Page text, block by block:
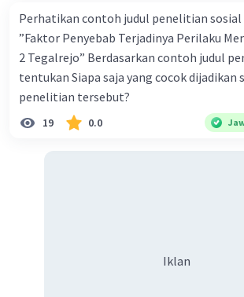
Terima kasih sudah jawab
Rayhan J Level 17
26 Desember 2023 00:41
Perhatikan contoh judul penelitian sosial
”Faktor Penyebab Terjadinya Perilaku
2 Tegalrejo” Berdasarkan contoh judul penelitian di atas
tentukan Siapa saja yang cocok dijadikan
penelitian tersebut?
19 0.0
Iklan